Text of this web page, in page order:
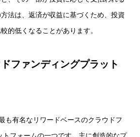
法は、返済が収益に基づくため、投資
的低くなることがあります。
ファンディングプラット
も有名なリワードベースのクラウドフ
トフォームの一つです。主に創造的なプ